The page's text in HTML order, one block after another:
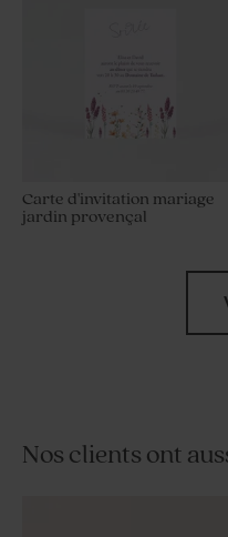
Carte d'invitation mariage
jardin provençal
Nos clients ont